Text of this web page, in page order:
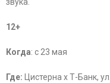
звука.
12+
Когда: с 23 мая
Где: Цистерна х Т-Банк,